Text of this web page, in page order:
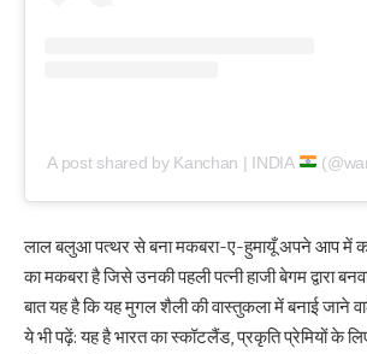
A post shared by Kanchan | INDIA
लाल बलुआ पत्थर से बना मकबरा-ए-हुमायूँ अपने आप में
का मकबरा है जिसे उनकी पहली पत्नी हाजी बेगम द्वारा
बात यह है कि यह मुगल शैली की वास्तुकला में बनाई जाने
ये भी पढ़ें:यह है भारत का स्कॉटलैंड, प्रकृति प्रेमियों के लिए